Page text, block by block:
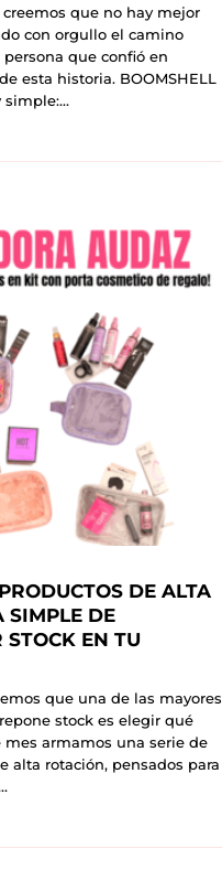
creemos que no hay mejor
con orgullo el camino
que confió en
esta historia. BOOMSHELL
simple:...
DE ALTA
SIMPLE DE
STOCK EN TU
que una de las mayores
stock es elegir qué
mes armamos una serie de
alta rotación, pensados para